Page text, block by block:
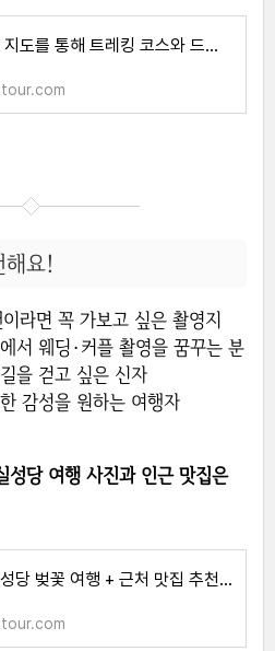
칠곡 관광 지도를 통해 트레킹 코스와 드라이브 코스 확인하기
요!
라면 꼭 가보고 싶은 촬영지
서 웨딩·커플 촬영을 꿈꾸는 분
을 걷고 싶은 신자
감성을 원하는 여행자
성당 여행 사진과 인근 맛집은
칠곡 가실성당 벚꽃 여행 + 근처 맛집 추천! 4월 봄 힐링 코스